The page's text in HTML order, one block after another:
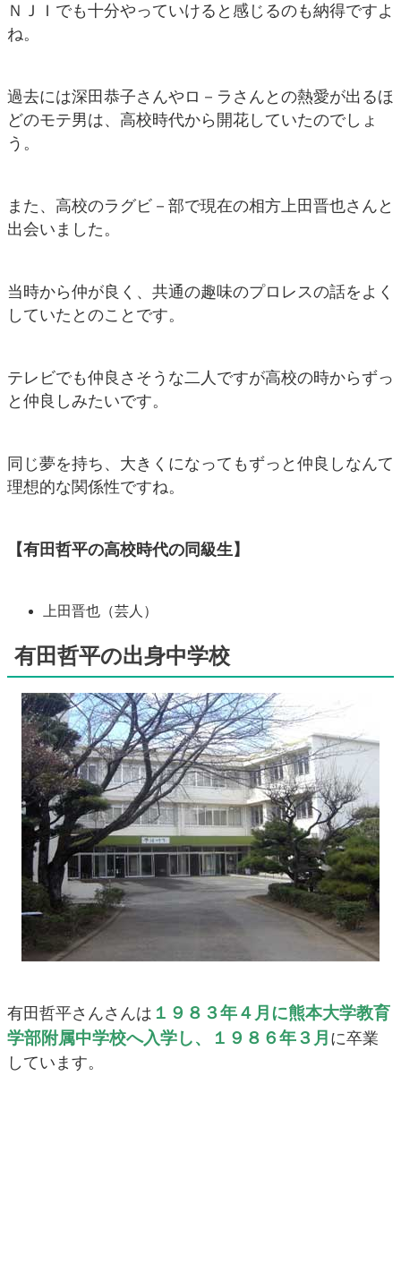
ＮＪＩでも十分やっていけると感じるのも納得ですよ
ね。
過去には深田恭子さんやロ－ラさんとの熱愛が出るほ
どのモテ男は、高校時代から開花していたのでしょ
う。
また、高校のラグビ－部で現在の相方上田晋也さんと
出会いました。
当時から仲が良く、共通の趣味のプロレスの話をよく
していたとのことです。
テレビでも仲良さそうな二人ですが高校の時からずっ
と仲良しみたいです。
同じ夢を持ち、大きくになってもずっと仲良しなんて
理想的な関係性ですね。
【有田哲平の高校時代の同級生】
上田晋也（芸人）
有田哲平の出身中学校
有田哲平さんさんは １９８３年４月に熊本大学教育
学部附属中学校へ入学し、１９８６年３月 に卒業
しています。